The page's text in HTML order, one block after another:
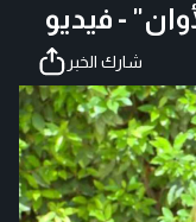
- فيديو
شارك الخبر